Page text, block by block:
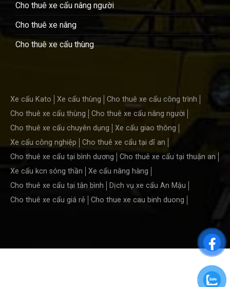
Cho thuê xe cẩu nâng người
Cho thuê xe nâng
Cho thuê xe cẩu thùng
Xe cẩu Kato Xe cẩu thùng
Cho thuê xe cẩu công trình
Cho thuê xe cẩu thùng
Cho thuê xe cẩu nâng người
Cho thuê xe cẩu chuyên dụng
Xe cẩu giao thông
Xe cẩu công nghiệp
Cho thuê xe cẩu tại dĩ an
Cho thuê xe cẩu tại bình dương
Cho thuê xe cẩu tại thuận an
Xe cẩu kcn sóng thần
Xe cẩu nâng hàng
Cho thuê xe cẩu tại tân bình
Dịch vụ xe cẩu An Mậu
Cho thuê xe cẩu giá rẻ
Cho thue xe cau binh duong